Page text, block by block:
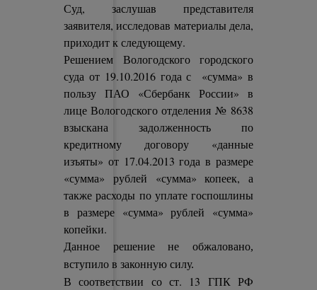
Суд, заслушав представителя
заявителя, исследовав материалы дела,
приходит к следующему.
Решением Вологодского городского
суда от 19.10.2016 года с «сумма» в
пользу ПАО «Сбербанк России» в
лице Вологодского отделения № 8638
взыскана задолженность по
кредитному договору «данные
изъяты» от 17.04.2013 года в размере
«сумма» рублей «сумма» копеек, а
также расходы по уплате госпошлины
в размере «сумма» рублей «сумма»
копейки.
Данное решение не обжаловано,
вступило в законную силу.
В соответствии со ст. 13 ГПК РФ